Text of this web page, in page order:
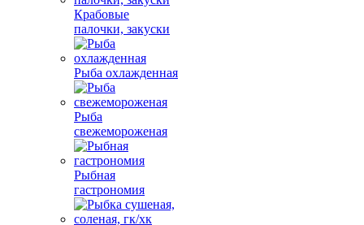
Крабовые
палочки, закуски
Рыба охлажденная
Рыба
свежемороженая
Рыбная
гастрономия